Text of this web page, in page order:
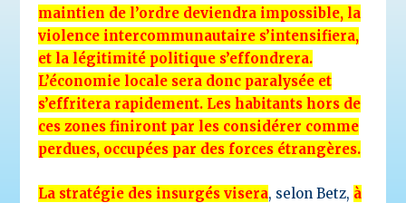
maintien de l’ordre deviendra impossible, la
violence intercommunautaire s’intensifiera,
et la légitimité politique s’effondrera.
L’économie locale sera donc paralysée et
s’effritera rapidement. Les habitants hors de
ces zones finiront par les considérer comme
perdues, occupées par des forces étrangères.
La stratégie des insurgés visera, selon Betz, à